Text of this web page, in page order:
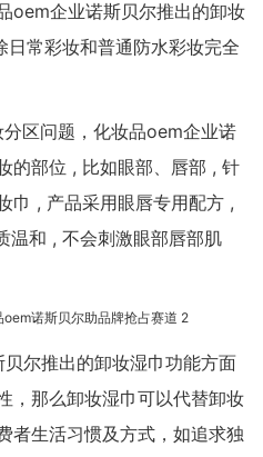
oem企业诺斯贝尔推出的卸妆
常彩妆和普通防水彩妆完全
区问题，化妆品oem企业诺
的部位 , 比如眼部、唇部 , 针
巾 , 产品采用眼唇专用配方 ,
温和 , 不会刺激眼部唇部肌
尔推出的卸妆湿巾功能方面
，那么卸妆湿巾可以代替卸妆
者生活习惯及方式，如追求独